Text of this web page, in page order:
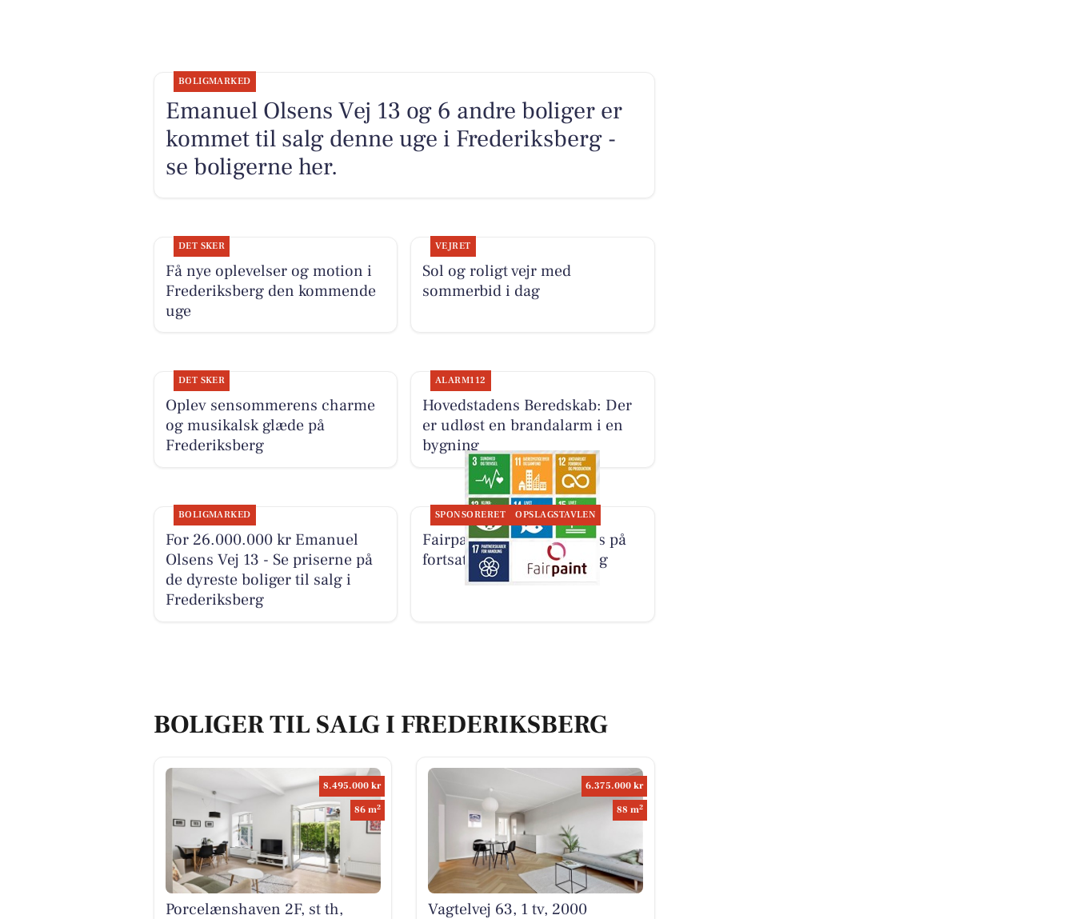
BOLIGMARKED
Emanuel Olsens Vej 13 og 6 andre boliger er
kommet til salg denne uge i Frederiksberg -
se boligerne her.
DET SKER
Få nye oplevelser og motion i
Frederiksberg den kommende
uge
VEJRET
Sol og roligt vejr med
sommerbid i dag
DET SKER
Oplev sensommerens charme
og musikalsk glæde på
Frederiksberg
ALARM112
Hovedstadens Beredskab: Der
er udløst en brandalarm i en
bygning
BOLIGMARKED
For 26.000.000 kr Emanuel
Olsens Vej 13 - Se priserne på
de dyreste boliger til salg i
Frederiksberg
SPONSORERET OPSLAGSTAVLEN
Fairpaint ApS sætter fokus på
fortsat brug af plastmaling
BOLIGER TIL SALG I FREDERIKSBERG
8.495.000 kr
86 m2
Porcelænshaven 2F, st th,
6.375.000 kr
88 m2
Vagtelvej 63, 1 tv, 2000